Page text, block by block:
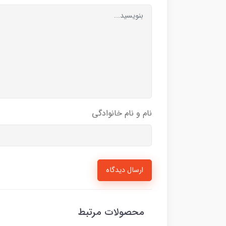
نام و نام خانوادگی
ارسال دیدگاه
محصولات مرتبط